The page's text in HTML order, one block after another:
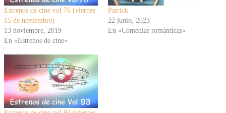
Estrenos de cine vol 76 (viernes
15 de noviembre)
13 noviembre, 2019
En «Estrenos de cine»
Patrick
22 junio, 2023
En «Comedias románticas»